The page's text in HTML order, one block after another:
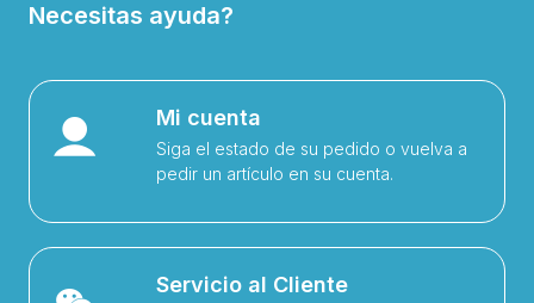
Necesitas ayuda?
Mi cuenta
Siga el estado de su pedido o vuelva a
pedir un artículo en su cuenta.
Servicio al Cliente